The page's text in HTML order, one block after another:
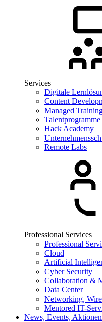
Services
Digitale
Content
Managed
Talentprogramme
Hack Academy
Remote Labs
Professional Services
Professional
Cloud
Artificial
Cyber Security
Collaboration &
Data Center
Networking,
Mentored IT-
News, Events, Aktionen